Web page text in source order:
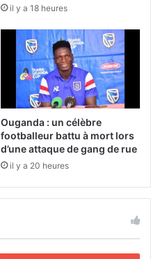
il y a 18 heures
Ouganda : un célèbre
footballeur battu à mort lors
d’une attaque de gang de rue
il y a 20 heures